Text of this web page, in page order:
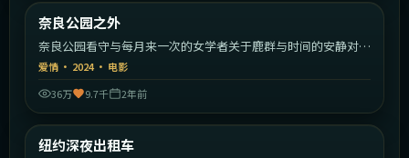
热门
奈良公园之外
奈良公园看守与每月来一次的女学者关于鹿群与时间的安静对
话。
爱情 · 2024· 电影
36万
9.7千 2年前
热门
纽约深夜出租车